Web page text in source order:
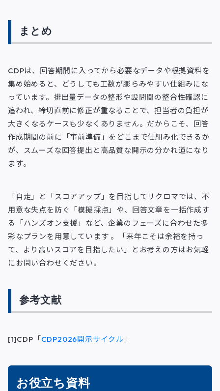
まとめ
CDPは、回答期間に入ってから必要なデータや根拠資料を
集め始めると、どうしても工数が膨らみやすい仕組みにな
っています。排出量データの整形や設問間の整合性確認に
追われ、締切直前に修正が重なることで、担当者の負担が
大きくなるケースも少なくありません。だからこそ、回答
作成期間の前に「事前準備」をどこまで仕組み化できるか
が、スムーズな回答提出と高品質な開示の分かれ道になり
ます。
「自走」と「スコアアップ」を目指してリクロマでは、不
用意な失点を防ぐ「模擬採点」や、回答文章を一括作成す
る「ハンズオン支援」など、企業のフェーズに合わせた多
彩なプランを用意しています 。「来年こそは余裕を持っ
て、より高いスコアを目指したい」とお考えの方はお気軽
にお問い合わせください。
参考文献
[1]CDP「 CDP2026開示サイクル 」
お役立ち資料